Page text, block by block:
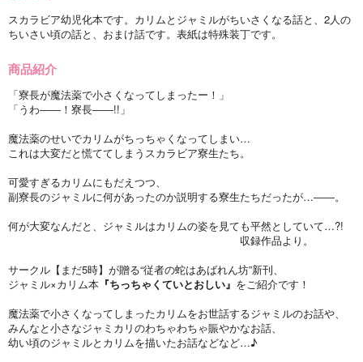
スカラビア幼児化本です。カリムとジャミルがちいさくなる話と、2人の
ちいさい頃の話と、おまけ話です。表紙は特殊装丁です。
商品紹介
「寮長が魔法薬で小さくなってしまったー！」
「うわ――！寮長――!!」
魔法薬のせいでカリムがちっちゃくなってしまい…
これは大変だと慌ててしまうスカラビア寮生たち。
可愛すぎるカリムにもだえつつ、
副寮長のジャミルに何があったのか説明する寮生たちだったが…――。
何が大変なんだと、ジャミルはカリムの姿を見ても平然としていて…?!
収録作品より。
サークル【まだ5時】が贈る“従者の蛇はあばれん坊”新刊、
ジャミル×カリム本 『ちっちゃくていとおしい』 をご紹介です！
魔法薬で小さくなってしまったカリムをお世話するジャミルのお話や、
みんなと小さなジャミカリのわちゃわちゃ賑やかなお話、
幼い頃のジャミルとカリムを描いたお話などなど…♪